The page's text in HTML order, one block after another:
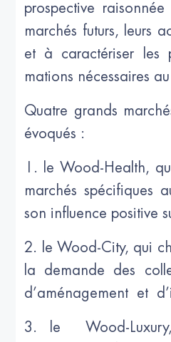
prospective
marchés futurs, leurs
et à caractériser les
mations nécessaires
Quatre grands
évoqués :
1. le Wood-Health,
marchés spécifiques
son influence positive
2. le Wood-City, qui
la demande des
d’aménagement et
3. le Wood-